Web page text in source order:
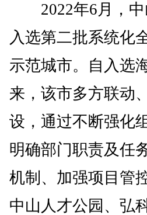
2022年6月，中
入选第二批系统化
示范城市。自入选
来，该市多方联动
设，通过不断强化
明确部门职责及任
机制、加强项目管
中山人才公园、弘